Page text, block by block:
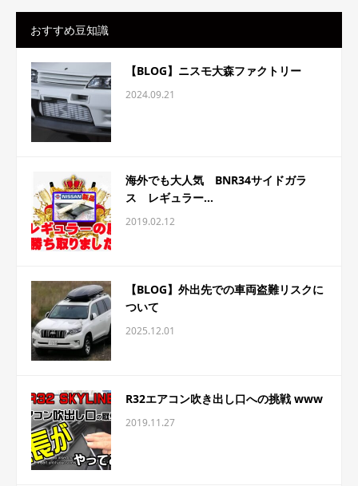
おすすめ豆知識
【BLOG】ニスモ大森ファクトリー
2024.09.21
海外でも大人気 BNR34サイドガラ
ス レギュラー...
2019.02.12
【BLOG】外出先での車両盗難リスクに
ついて
2025.12.01
R32エアコン吹き出し口への挑戦 www
2019.11.27